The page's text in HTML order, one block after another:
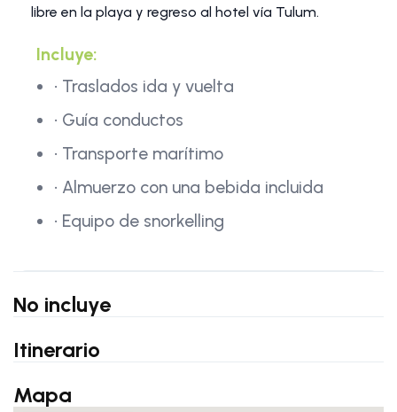
libre en la playa y regreso al hotel vía Tulum.
Incluye:
• Traslados ida y vuelta
• Guía conductos
• Transporte marítimo
• Almuerzo con una bebida incluida
• Equipo de snorkelling
No incluye
Itinerario
Mapa